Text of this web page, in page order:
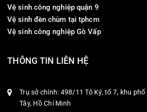
Vệ sinh công nghiệp quận 9
Vệ sinh đèn chùm tại tphcm
Vệ sinh công nghiệp Gò Vấp
THÔNG TIN LIÊN HỆ
Trụ sở chính: 498/11 Tô Ký, tổ 7, khu
Tây, Hồ Chí Minh